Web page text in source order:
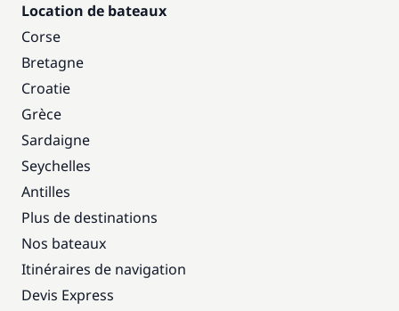
Location de bateaux
Corse
Bretagne
Croatie
Grèce
Sardaigne
Seychelles
Antilles
Plus de destinations
Nos bateaux
Itinéraires de navigation
Devis Express